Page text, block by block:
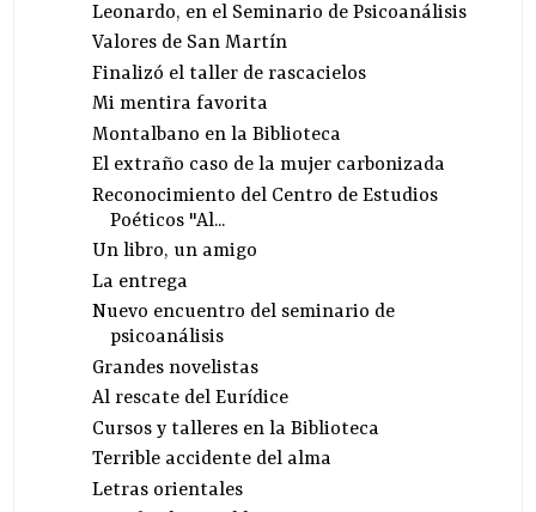
Leonardo, en el Seminario de Psicoanálisis
Valores de San Martín
Finalizó el taller de rascacielos
Mi mentira favorita
Montalbano en la Biblioteca
El extraño caso de la mujer carbonizada
Reconocimiento del Centro de Estudios
Poéticos "Al...
Un libro, un amigo
La entrega
Nuevo encuentro del seminario de
psicoanálisis
Grandes novelistas
Al rescate del Eurídice
Cursos y talleres en la Biblioteca
Terrible accidente del alma
Letras orientales